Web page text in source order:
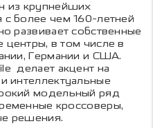
из крупнейших
с более чем 160-летней
развивает собственные
центры, в том числе в
Германии и США.
делает акцент на
интеллектуальные
модельный ряд
кроссоверы,
решения.